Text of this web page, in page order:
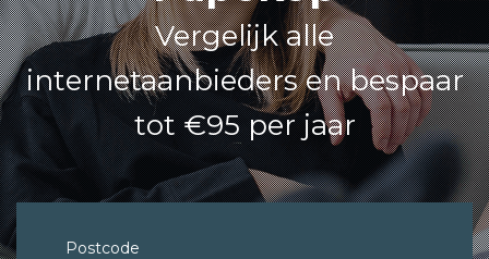
Vergelijk alle
internetaanbieders en bespaar
tot €95 per jaar
Postcode